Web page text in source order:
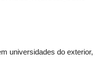
universidades do exterior,